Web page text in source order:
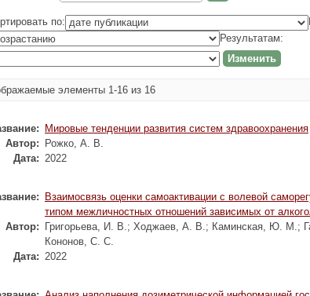
по:
Результатам:
элементы 1-16 из 16
Мировые тенденции развития систем здравоохранения
Автор:
Рожко, А. В.
Дата: 2022
Взаимосвязь оценки самоактивации с волевой
типом межличностных отношений зависимых от
Автор:
Григорьева, И. В.; Ходжаев, А. В.; Каминская, Ю. М.;
Кононов, С. С.
Дата: 2022